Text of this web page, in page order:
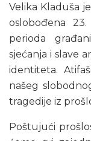
Velika Kladuša
oslobođena
perioda
sjećanja i slave
identiteta.
našeg
tragedije iz
Poštujući